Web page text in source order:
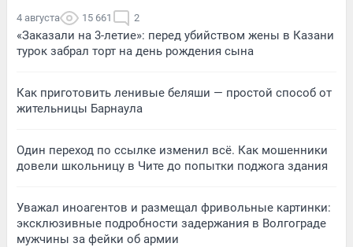
4 августа 15 661 2
«Заказали на 3-летие»: перед убийством жены в Казани
турок забрал торт на день рождения сына
Как приготовить ленивые беляши — простой способ от
жительницы Барнаула
Один переход по ссылке изменил всё. Как мошенники
довели школьницу в Чите до попытки поджога здания
Уважал иноагентов и размещал фривольные картинки:
эксклюзивные подробности задержания в Волгограде
мужчины за фейки об армии